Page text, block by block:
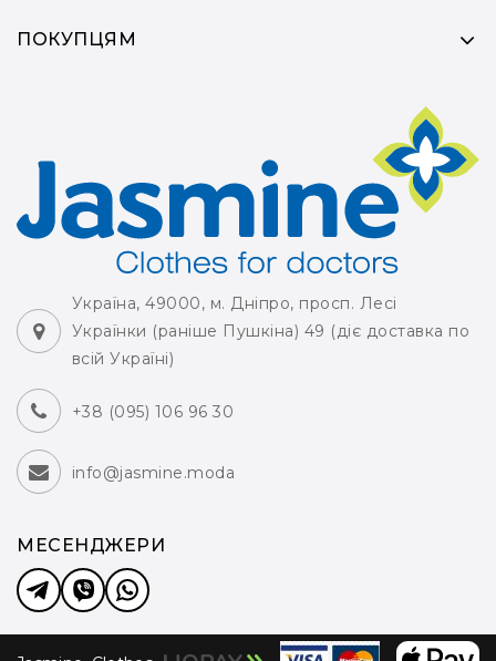
Україна, 49000, м. Дніпро, просп. Лесі
Українки (раніше Пушкіна) 49 (діє доставка по
всій Україні)
+38 (095) 106 96 30
info@jasmine.moda
ПОКУПЦЯМ
МЕСЕНДЖЕРИ